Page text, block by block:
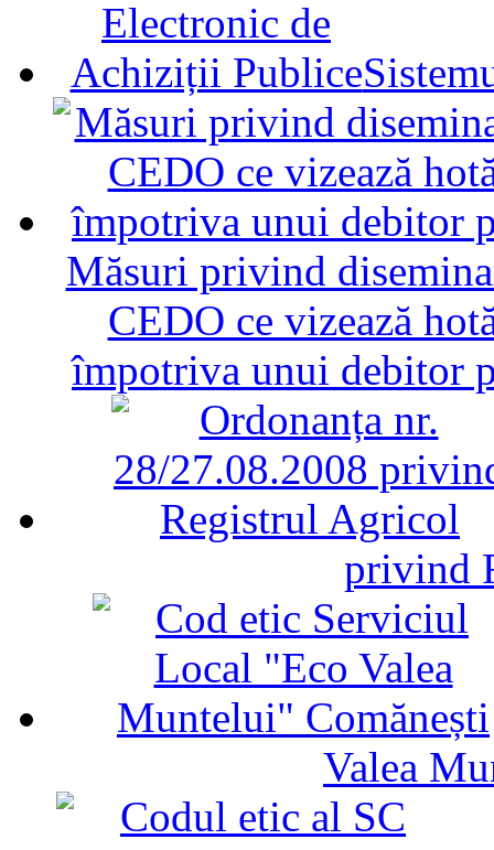
Măsuri privind
CEDO ce vizează
împotriva unui debitor
privind
Valea